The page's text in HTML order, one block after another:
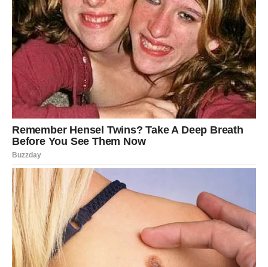
ŠKORPIJA
Pred vama je veliki finansijski ili životni preokret.
Jedna informacija sada vam može potpuno promijeniti
planove i budućnost.
Sudbina vam otkriva ono što je bilo
skriveno
Pred vama su veoma snažni trenuci.
STRIJELAC
Nova energija donosi vam spontane događaje i